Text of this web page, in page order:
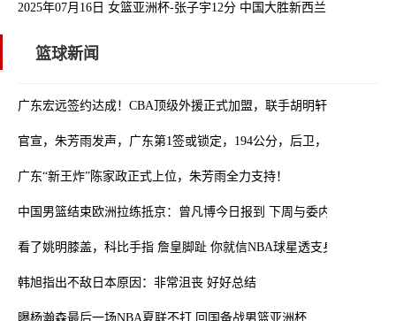
2025年07月16日 女篮亚洲杯-张子宇12分 中国大胜新西兰喜提3连胜+
篮球新闻
广东宏远签约达成！CBA顶级外援正式加盟，联手胡明轩，冲击前四
官宣，朱芳雨发声，广东第1签或锁定，194公分，后卫，被称小赵睿
广东“新王炸”陈家政正式上位，朱芳雨全力支持！
中国男篮结束欧洲拉练抵京：曾凡博今日报到 下周与委内瑞拉打两场
看了姚明膝盖，科比手指 詹皇脚趾 你就信NBA球星透支身体赚钱
韩旭指出不敌日本原因：非常沮丧 好好总结
曝杨瀚森最后一场NBA夏联不打 回国备战男篮亚洲杯